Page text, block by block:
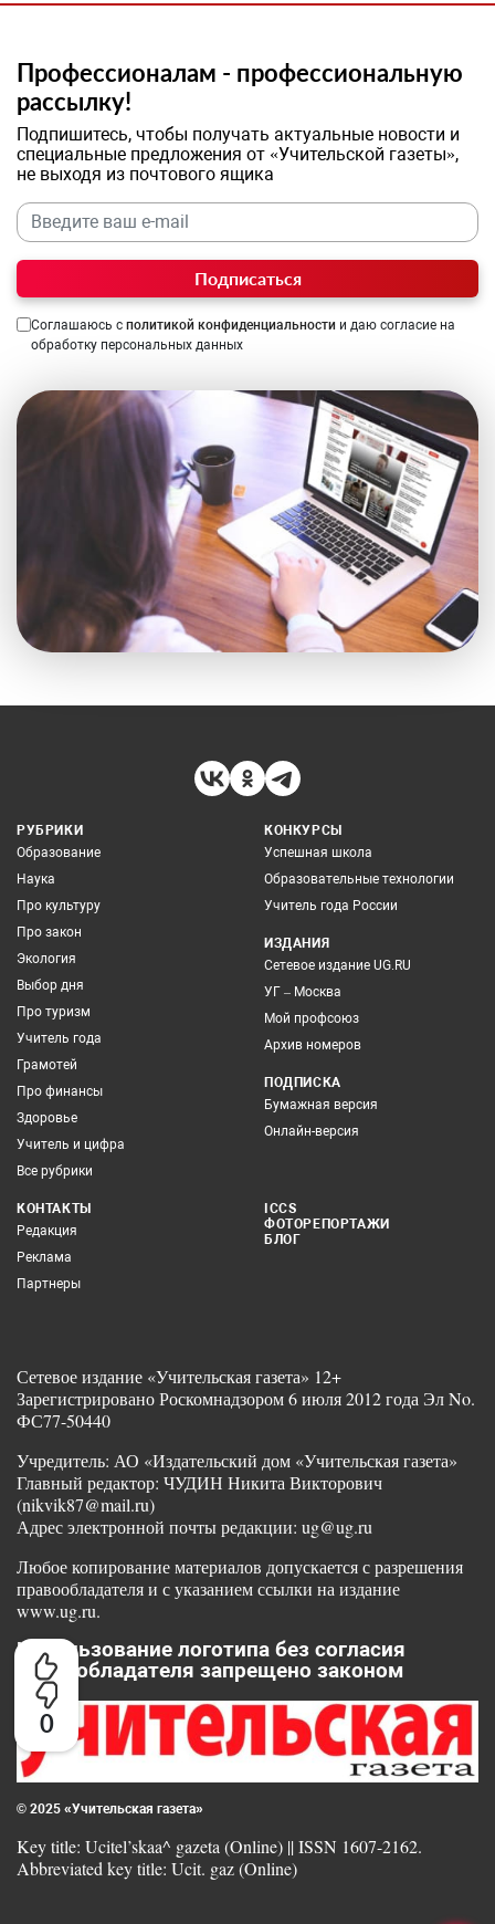
0
Профессионалам - профессиональную
рассылку!
Подпишитесь, чтобы получать актуальные новости и
специальные предложения от «Учительской газеты»,
не выходя из почтового ящика
Подписаться
Соглашаюсь с политикой конфиденциальности и даю согласие на
обработку персональных данных
РУБРИКИ
Образование
Наука
Про культуру
Про закон
Экология
Выбор дня
Про туризм
Учитель года
Грамотей
Про финансы
Здоровье
Учитель и цифра
Все рубрики
КОНКУРСЫ
Успешная школа
Образовательные технологии
Учитель года России
ИЗДАНИЯ
Сетевое издание UG.RU
УГ – Москва
Мой профсоюз
Архив номеров
ПОДПИСКА
Бумажная версия
Онлайн-версия
КОНТАКТЫ
Редакция
Реклама
Партнеры
ICCS
ФОТОРЕПОРТАЖИ
БЛОГ
Сетевое издание «Учительская газета» 12+
Зарегистрировано Роскомнадзором 6 июля 2012 года Эл No.
ФС77-50440
Учредитель: АО «Издательский дом «Учительская газета»
Главный редактор: ЧУДИН Никита Викторович
(nikvik87@mail.ru)
Адрес электронной почты редакции: ug@ug.ru
Любое копирование материалов допускается с разрешения
правообладателя и с указанием ссылки на издание
www.ug.ru.
Использование логотипа без согласия
правообладателя запрещено законом
© 2025 «Учительская газета»
Key title: Ucitel’skaa^ gazeta (Online) || ISSN 1607-2162.
Abbreviated key title: Ucit. gaz (Online)